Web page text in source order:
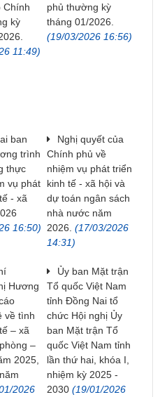
Chính
kỳ
11:49)
phủ thường kỳ
tháng 01/2026.
(19/03/2026 16:56)
ban
trình
thực
vụ phát
- xã
16:50)
Nghị quyết của
Chính phủ về
nhiệm vụ phát triển
kinh tế - xã hội và
dự toán ngân sách
nhà nước năm
2026. (17/03/2026
14:31)
Hương
về tình
– xã
–
2025,
2026
Ủy ban Mặt trận
Tổ quốc Việt Nam
tỉnh Đồng Nai tổ
chức Hội nghị Ủy
ban Mặt trận Tổ
quốc Việt Nam tỉnh
lần thứ hai, khóa I,
nhiệm kỳ 2025 -
2030(19/01/2026